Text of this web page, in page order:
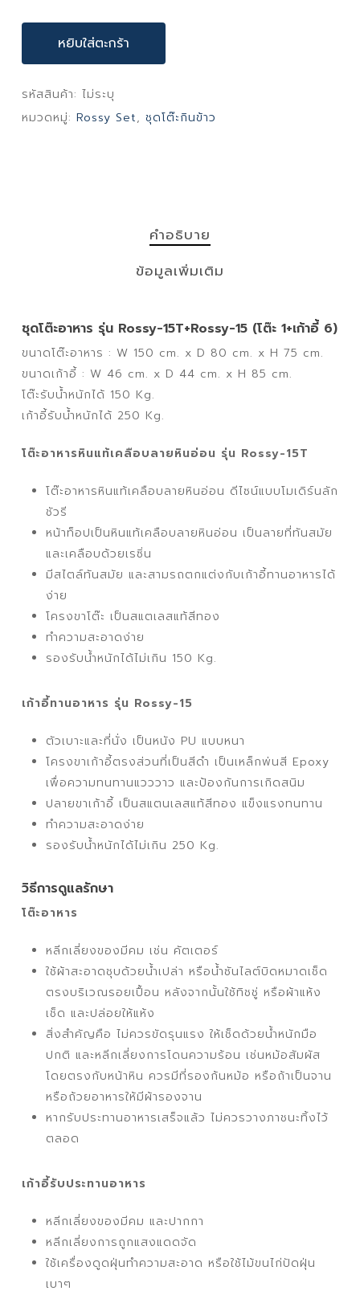
หยิบใส่ตะกร้า
รหัสสินค้า: ไม่ระบุ
หมวดหมู่: Rossy Set, ชุดโต๊ะกินข้าว
คำอธิบาย
ข้อมูลเพิ่มเติม
ชุดโต๊ะอาหาร รุ่น Rossy-15T+Rossy-15 (โต๊ะ 1+เก้าอี้ 6)
ขนาดโต๊ะอาหาร : W 150 cm. x D 80 cm. x H 75 cm.
ขนาดเก้าอี้ : W 46 cm. x D 44 cm. x H 85 cm.
โต๊ะรับน้ำหนักได้ 150 Kg.
เก้าอี้รับน้ำหนักได้ 250 Kg.
โต๊ะอาหารหินแท้เคลือบลายหินอ่อน รุ่น Rossy-15T
โต๊ะอาหารหินแท้เคลือบลายหินอ่อน ดีไซน์แบบโมเดิร์นลัก
ชัวรี
หน้าท็อปเป็นหินแท้เคลือบลายหินอ่อน เป็นลายที่ทันสมัย
และเคลือบด้วยเรซิ่น
มีสไตล์ทันสมัย และสามรถตกแต่งกับเก้าอี้ทานอาหารได้
ง่าย
โครงขาโต๊ะ เป็นสแตเลสแท้สีทอง
ทำความสะอาดง่าย
รองรับน้ำหนักได้ไม่เกิน 150 Kg.
เก้าอี้ทานอาหาร รุ่น Rossy-15
ตัวเบาะและที่นั่ง เป็นหนัง PU แบบหนา
โครงขาเก้าอี้ตรงส่วนที่เป็นสีดำ เป็นเหล็กพ่นสี Epoxy
เพื่อความทนทานแวววาว และป้องกันการเกิดสนิม
ปลายขาเก้าอี้ เป็นสแตนเลสแท้สีทอง แข็งแรงทนทาน
ทำความสะอาดง่าย
รองรับน้ำหนักได้ไม่เกิน 250 Kg.
วิธีการดูแลรักษา
โต๊ะอาหาร
หลีกเลี่ยงของมีคม เช่น คัตเตอร์
ใช้ผ้าสะอาดชุบด้วยน้ำเปล่า หรือน้ำซันไลต์บิดหมาดเช็ด
ตรงบริเวณรอยเปื้อน หลังจากนั้นใช้ทิชชู่ หรือผ้าแห้ง
เช็ด และปล่อยให้แห้ง
สิ่งสำคัญคือ ไม่ควรขัดรุนแรง ให้เช็ดด้วยน้ำหนักมือ
ปกติ และหลีกเลี่ยงการโดนความร้อน เช่นหม้อสัมผัส
โดยตรงกับหน้าหิน ควรมีที่รองก้นหม้อ หรือถ้าเป็นจาน
หรือถ้วยอาหารให้มีผ้ารองจาน
หากรับประทานอาหารเสร็จแล้ว ไม่ควรวางภาชนะทิ้งไว้
ตลอด
เก้าอี้รับประทานอาหาร
หลีกเลี่ยงของมีคม และปากกา
หลีกเลี่ยงการถูกแสงแดดจัด
ใช้เครื่องดูดฝุ่นทำความสะอาด หรือใช้ไม้ขนไก่ปัดฝุ่น
เบาๆ